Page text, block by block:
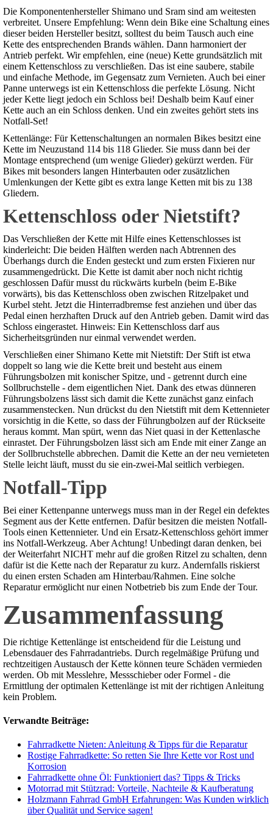
Die Komponentenhersteller Shimano und Sram sind am weitesten
verbreitet. Unsere Empfehlung: Wenn dein Bike eine Schaltung eines
dieser beiden Hersteller besitzt, solltest du beim Tausch auch eine
Kette des entsprechenden Brands wählen. Dann harmoniert der
Antrieb perfekt. Wir empfehlen, eine (neue) Kette grundsätzlich mit
einem Kettenschloss zu verschließen. Das ist eine saubere, stabile
und einfache Methode, im Gegensatz zum Vernieten. Auch bei einer
Panne unterwegs ist ein Kettenschloss die perfekte Lösung. Nicht
jeder Kette liegt jedoch ein Schloss bei! Deshalb beim Kauf einer
Kette auch an ein Schloss denken. Und ein zweites gehört stets ins
Notfall-Set!
Kettenlänge: Für Kettenschaltungen an normalen Bikes besitzt eine
Kette im Neuzustand 114 bis 118 Glieder. Sie muss dann bei der
Montage entsprechend (um wenige Glieder) gekürzt werden. Für
Bikes mit besonders langen Hinterbauten oder zusätzlichen
Umlenkungen der Kette gibt es extra lange Ketten mit bis zu 138
Gliedern.
Kettenschloss oder Nietstift?
Das Verschließen der Kette mit Hilfe eines Kettenschlosses ist
kinderleicht: Die beiden Hälften werden nach Abtrennen des
Überhangs durch die Enden gesteckt und zum ersten Fixieren nur
zusammengedrückt. Die Kette ist damit aber noch nicht richtig
geschlossen Dafür musst du rückwärts kurbeln (beim E-Bike
vorwärts), bis das Kettenschloss oben zwischen Ritzelpaket und
Kurbel steht. Jetzt die Hinterradbremse fest anziehen und über das
Pedal einen herzhaften Druck auf den Antrieb geben. Damit wird das
Schloss eingerastet. Hinweis: Ein Kettenschloss darf aus
Sicherheitsgründen nur einmal verwendet werden.
Verschließen einer Shimano Kette mit Nietstift: Der Stift ist etwa
doppelt so lang wie die Kette breit und besteht aus einem
Führungsbolzen mit konischer Spitze, und - getrennt durch eine
Sollbruchstelle - dem eigentlichen Niet. Dank des etwas dünneren
Führungsbolzens lässt sich damit die Kette zunächst ganz einfach
zusammenstecken. Nun drückst du den Nietstift mit dem Kettennieter
vorsichtig in die Kette, so dass der Führungbolzen auf der Rückseite
heraus kommt. Man spürt, wenn das Niet quasi in der Kettenlasche
einrastet. Der Führungsbolzen lässt sich am Ende mit einer Zange an
der Sollbruchstelle abbrechen. Damit die Kette an der neu vernieteten
Stelle leicht läuft, musst du sie ein-zwei-Mal seitlich verbiegen.
Notfall-Tipp
Bei einer Kettenpanne unterwegs muss man in der Regel ein defektes
Segment aus der Kette entfernen. Dafür besitzen die meisten Notfall-
Tools einen Kettennieter. Und ein Ersatz-Kettenschloss gehört immer
ins Notfall-Werkzeug. Aber Achtung! Unbedingt daran denken, bei
der Weiterfahrt NICHT mehr auf die großen Ritzel zu schalten, denn
dafür ist die Kette nach der Reparatur zu kurz. Andernfalls riskierst
du einen ersten Schaden am Hinterbau/Rahmen. Eine solche
Reparatur ermöglicht nur einen Notbetrieb bis zum Ende der Tour.
Zusammenfassung
Die richtige Kettenlänge ist entscheidend für die Leistung und
Lebensdauer des Fahrradantriebs. Durch regelmäßige Prüfung und
rechtzeitigen Austausch der Kette können teure Schäden vermieden
werden. Ob mit Messlehre, Messschieber oder Formel - die
Ermittlung der optimalen Kettenlänge ist mit der richtigen Anleitung
kein Problem.
Verwandte Beiträge:
Fahrradkette Nieten: Anleitung & Tipps für die Reparatur
Rostige Fahrradkette: So retten Sie Ihre Kette vor Rost und
Korrosion
Fahrradkette ohne Öl: Funktioniert das? Tipps & Tricks
Motorrad mit Stützrad: Vorteile, Nachteile & Kaufberatung
Holzmann Fahrrad GmbH Erfahrungen: Was Kunden wirklich
über Qualität und Service sagen!